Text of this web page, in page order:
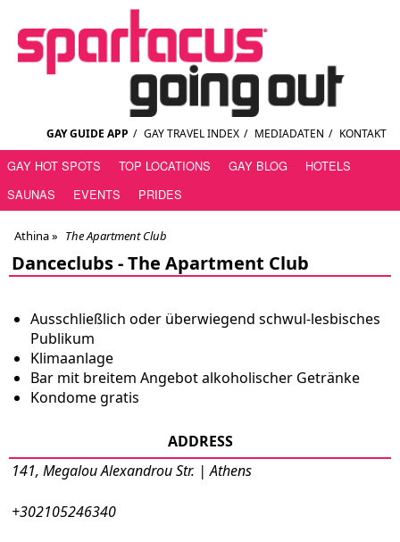
GAY GUIDE APP / GAY TRAVEL INDEX / MEDIADATEN / KONTAKT
GAY HOT SPOTS TOP LOCATIONS GAY BLOG
HOTELS
SAUNAS
EVENTS PRIDES
Athina» The Apartment Club
Danceclubs -The Apartment Club
Ausschließlich oder überwiegend schwul-lesbisches
Publikum
Klimaanlage
Bar mit breitem Angebot alkoholischer Getränke
Kondome gratis
ADDRESS
141, Megalou Alexandrou Str. | Athens
+302105246340